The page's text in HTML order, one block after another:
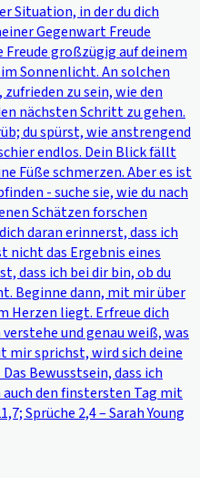
Situation, in der du dich
Gegenwart Freude
Freude großzügig auf deinem
Sonnenlicht. An solchen
zu sein, wie den
nächsten Schritt zu gehen.
du spürst, wie anstrengend
endlos. Dein Blick fällt
Füße schmerzen. Aber es ist
- suche sie, wie du nach
Schätzen forschen
daran erinnerst, dass ich
nicht das Ergebnis eines
dass ich bei dir bin, ob du
Beginne dann, mit mir über
Herzen liegt. Erfreue dich
und genau weiß, was
mir sprichst, wird sich deine
Bewusstsein, dass ich
den finstersten Tag mit
Sprüche 2,4 – Sarah Young